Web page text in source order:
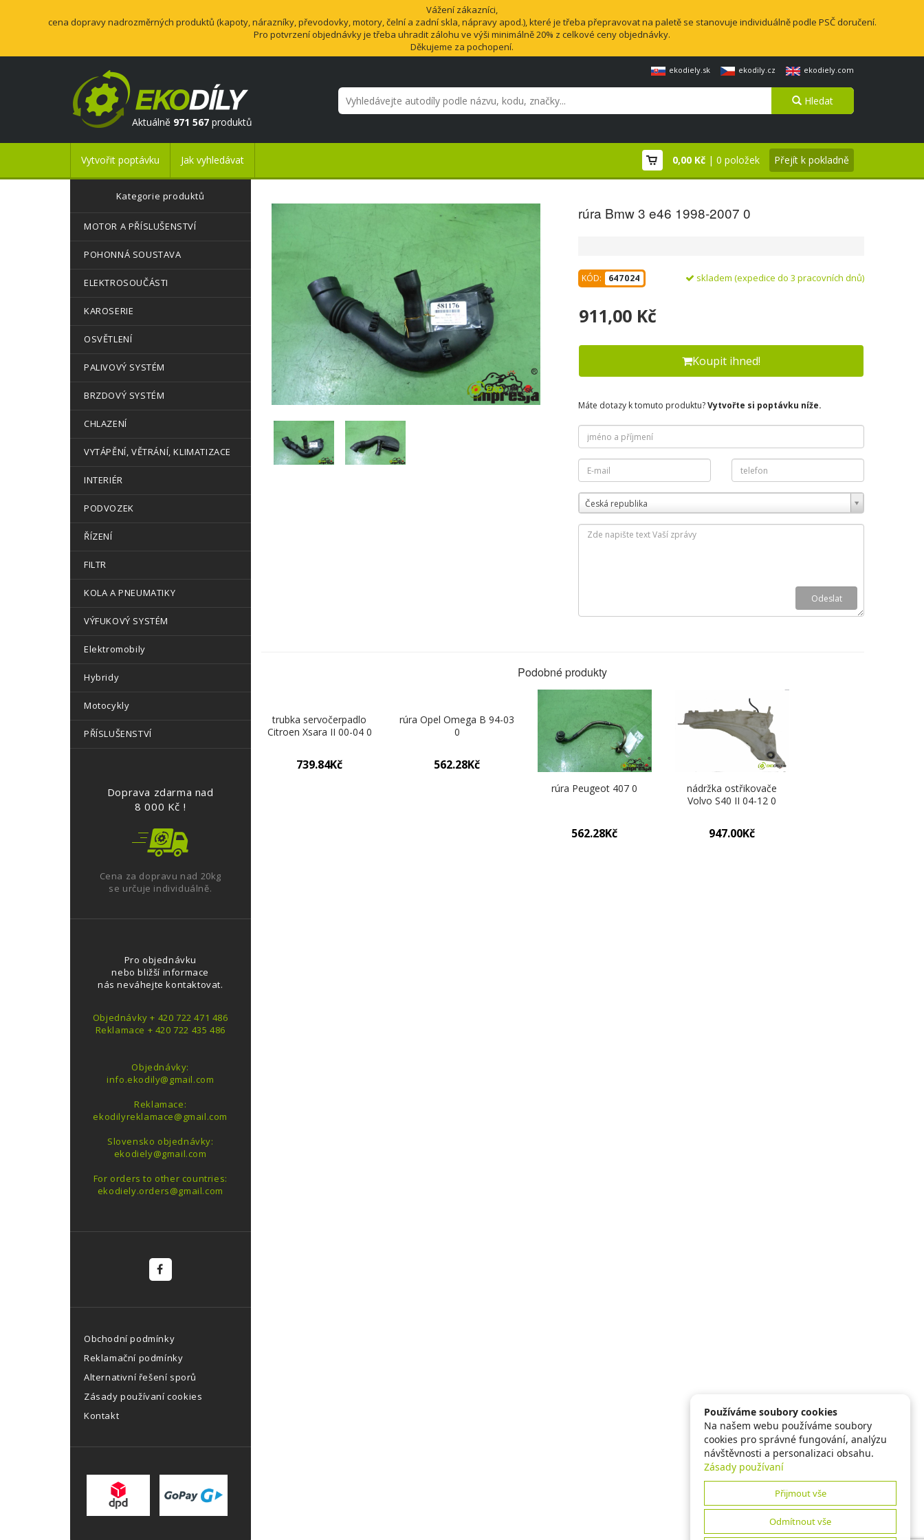
Vážení zákazníci,
cena dopravy nadrozměrných produktů (kapoty, nárazníky, převodovky, motory, čelní a zadní skla, nápravy apod.), které je třeba přepravovat na paletě se stanovuje individuálně podle PSČ doručení.
Pro potvrzení objednávky je třeba uhradit zálohu ve výši minimálně 20% z celkové ceny objednávky.
Děkujeme za pochopení.
ekodiely.sk ekodily.cz ekodiely.com
Aktuálně 971 567 produktů
Hledat
Vytvořit poptávku Jak vyhledávat 0,00 Kč | 0 položek Přejít k pokladně
Kategorie produktů
MOTOR A PŘÍSLUŠENSTVÍ
POHONNÁ SOUSTAVA
ELEKTROSOUČÁSTI
KAROSERIE
OSVĚTLENÍ
PALIVOVÝ SYSTÉM
BRZDOVÝ SYSTÉM
CHLAZENÍ
VYTÁPĚNÍ, VĚTRÁNÍ, KLIMATIZACE
INTERIÉR
PODVOZEK
ŘÍZENÍ
FILTR
KOLA A PNEUMATIKY
VÝFUKOVÝ SYSTÉM
Elektromobily
Hybridy
Motocykly
PŘÍSLUŠENSTVÍ
Doprava zdarma nad
8 000 Kč !
Cena za dopravu nad 20kg
se určuje individuálně.
Pro objednávku
nebo bližší informace
nás neváhejte kontaktovat.
Objednávky + 420 722 471 486
Reklamace + 420 722 435 486
Objednávky:
info.ekodily@gmail.com
Reklamace:
ekodilyreklamace@gmail.com
Slovensko objednávky:
ekodiely@gmail.com
For orders to other countries:
ekodiely.orders@gmail.com
Obchodní podmínky
Reklamační podmínky
Alternativní řešení sporů
Zásady používaní cookies
Kontakt
rúra Bmw 3 e46 1998-2007 0
KÓD: 647024 skladem (expedice do 3 pracovních dnů)
911,00 Kč
Koupit ihned!
Máte dotazy k tomuto produktu?Vytvořte si poptávku níže.
Česká republika
Podobné produkty
trubka servočerpadlo
Citroen Xsara II 00-04 0
739.84Kč
rúra Opel Omega B 94-03
0
562.28Kč
rúra Peugeot 407 0
562.28Kč
nádržka ostřikovače
Volvo S40 II 04-12 0
947.00Kč
Používáme soubory cookies
Na našem webu používáme soubory
cookies pro správné fungování, analýzu
návštěvnosti a personalizaci obsahu.
Zásady používaní
Přijmout vše
Odmítnout vše